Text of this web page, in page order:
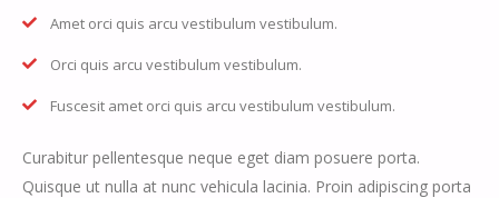
Amet orci quis arcu vestibulum vestibulum.
Orci quis arcu vestibulum vestibulum.
Fuscesit amet orci quis arcu vestibulum vestibulum.
Curabitur pellentesque neque eget diam posuere porta.
Quisque ut nulla at nunc vehicula lacinia. Proin adipiscing porta